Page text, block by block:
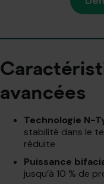
avancées
Technologie N-
stabilité dans le
réduite
Puissance
jusqu’à 10 % de